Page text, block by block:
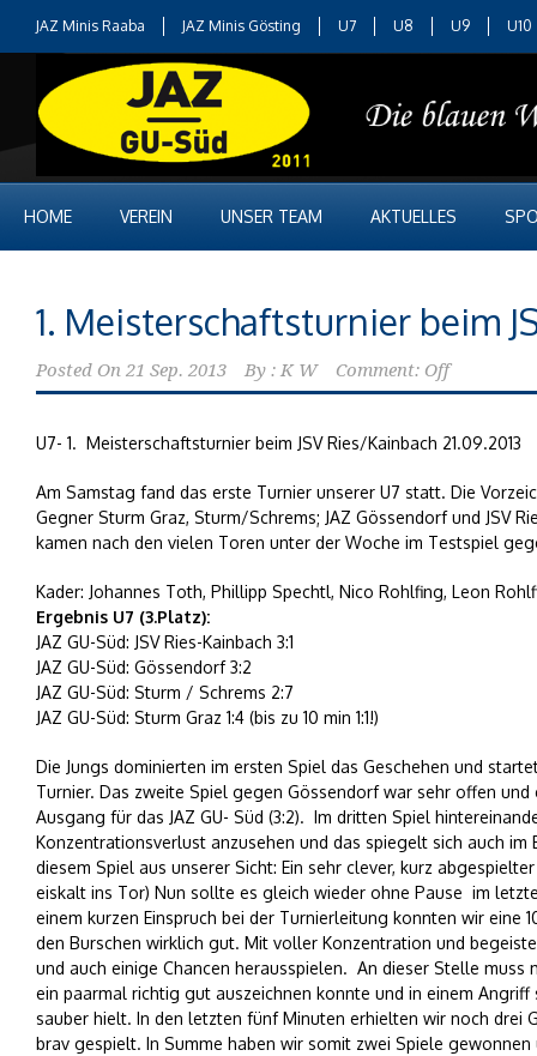
JAZ Minis Raaba JAZ Minis Gösting U7 U8 U9 U10
HOME VEREIN UNSER TEAM AKTUELLES
1. Meisterschaftsturnier beim
Posted On 21 Sep. 2013 By : K W Comment: Off
U7- 1. Meisterschaftsturnier beim JSV Ries/Kainbach 21.09.2013
Am Samstag fand das erste Turnier unserer U7 statt. Die
Gegner Sturm Graz, Sturm/Schrems; JAZ Gössendorf und JSV
kamen nach den vielen Toren unter der Woche im Testspiel
Kader: Johannes Toth, Phillipp Spechtl, Nico Rohlfing, Leon
Ergebnis U7 (3.Platz):
JAZ GU-Süd: JSV Ries-Kainbach 3:1
JAZ GU-Süd: Gössendorf 3:2
JAZ GU-Süd: Sturm / Schrems 2:7
JAZ GU-Süd: Sturm Graz 1:4 (bis zu 10 min 1:1!)
Die Jungs dominierten im ersten Spiel das Geschehen und
Turnier. Das zweite Spiel gegen Gössendorf war sehr offen
Ausgang für das JAZ GU- Süd (3:2). Im dritten Spiel
Konzentrationsverlust anzusehen und das spiegelt sich auch
diesem Spiel aus unserer Sicht: Ein sehr clever, kurz
eiskalt ins Tor) Nun sollte es gleich wieder ohne Pause im
einem kurzen Einspruch bei der Turnierleitung konnten wir eine
den Burschen wirklich gut. Mit voller Konzentration und
und auch einige Chancen herausspielen. An dieser Stelle
ein paarmal richtig gut auszeichnen konnte und in einem
sauber hielt. In den letzten fünf Minuten erhielten wir noch drei
brav gespielt. In Summe haben wir somit zwei Spiele